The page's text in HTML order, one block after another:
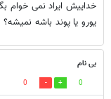
خداییش ایراد نمی خوام
یورو یا پوند باشه
بی نام
0
0